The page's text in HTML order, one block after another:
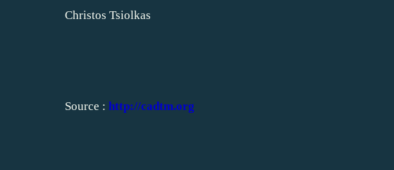
Christos Tsiolkas
Source : http://cadtm.org